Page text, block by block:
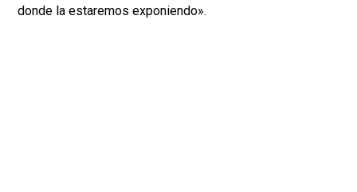
donde la estaremos exponiendo».